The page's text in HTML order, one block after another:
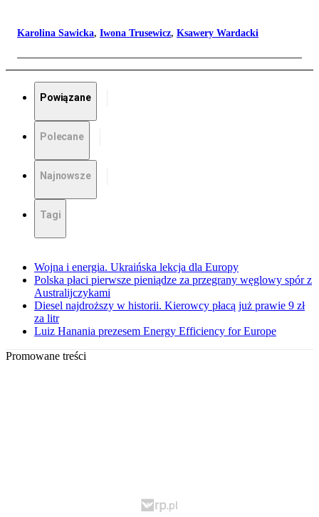
Karolina Sawicka, Iwona Trusewicz, Ksawery Wardacki
Powiązane
Polecane
Najnowsze
Tagi
Wojna i energia. Ukraińska lekcja dla Europy
Polska płaci pierwsze pieniądze za przegrany węglowy spór z
Australijczykami
Diesel najdroższy w historii. Kierowcy płacą już prawie 9 zł
za litr
Luiz Hanania prezesem Energy Efficiency for Europe
Promowane treści